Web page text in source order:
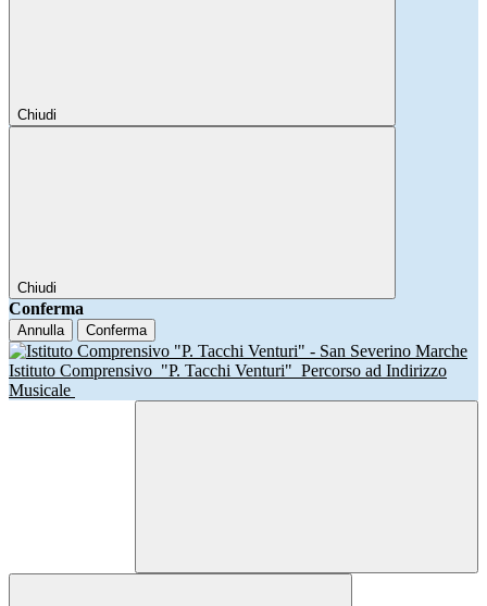
Chiudi
Chiudi
Conferma
Annulla Conferma
Istituto Comprensivo "P. Tacchi Venturi" Percorso ad Indirizzo
Musicale